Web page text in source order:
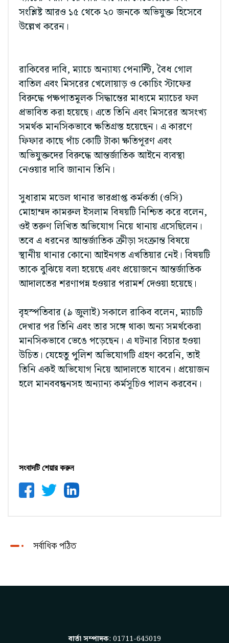
সংশ্লিষ্ট আরও ১৫ থেকে ২০ জনকে অভিযুক্ত হিসেবে
উল্লেখ করেন।
রাকিবের দাবি, ম্যাচে অন্যায্য পেনাল্টি, বৈধ গোল
বাতিল এবং মিসরের খেলোয়াড় ও কোচিং স্টাফের
বিরুদ্ধে পক্ষপাতমূলক সিদ্ধান্তের মাধ্যমে ম্যাচের ফল
প্রভাবিত করা হয়েছে। এতে তিনি এবং মিসরের অসংখ্য
সমর্থক মানসিকভাবে ক্ষতিগ্রস্ত হয়েছেন। এ কারণে
ফিফার কাছে পাঁচ কোটি টাকা ক্ষতিপূরণ এবং
অভিযুক্তদের বিরুদ্ধে আন্তর্জাতিক আইনে ব্যবস্থা
নেওয়ার দাবি জানান তিনি।
সুধারাম মডেল থানার ভারপ্রাপ্ত কর্মকর্তা (ওসি)
মোহাম্মদ কামরুল ইসলাম বিষয়টি নিশ্চিত করে বলেন,
ওই তরুণ লিখিত অভিযোগ নিয়ে থানায় এসেছিলেন।
তবে এ ধরনের আন্তর্জাতিক ক্রীড়া সংক্রান্ত বিষয়ে
স্থানীয় থানার কোনো আইনগত এখতিয়ার নেই। বিষয়টি
তাকে বুঝিয়ে বলা হয়েছে এবং প্রয়োজনে আন্তর্জাতিক
আদালতের শরণাপন্ন হওয়ার পরামর্শ দেওয়া হয়েছে।
বৃহস্পতিবার (৯ জুলাই) সকালে রাকিব বলেন, ম্যাচটি
দেখার পর তিনি এবং তার সঙ্গে থাকা অন্য সমর্থকেরা
মানসিকভাবে ভেঙে পড়েছেন। এ ঘটনার বিচার হওয়া
উচিত। যেহেতু পুলিশ অভিযোগটি গ্রহণ করেনি, তাই
তিনি একই অভিযোগ নিয়ে আদালতে যাবেন। প্রয়োজন
হলে মানববন্ধনসহ অন্যান্য কর্মসূচিও পালন করবেন।
সংবাদটি শেয়ার করুন
সর্বাধিক পঠিত
বার্তা সম্পাদক: 01711-645019